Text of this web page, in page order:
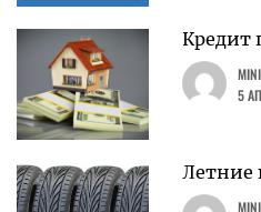
Кредит
5